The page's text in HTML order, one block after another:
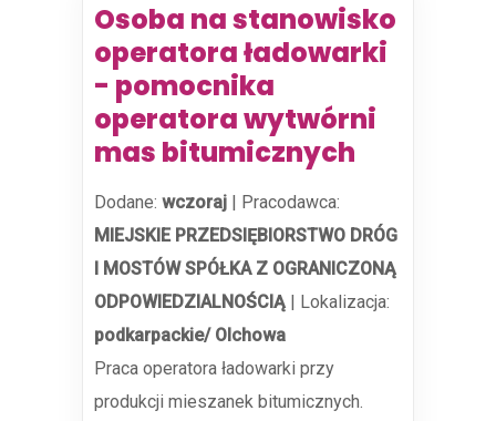
Osoba na stanowisko
operatora ładowarki
- pomocnika
operatora wytwórni
mas bitumicznych
Dodane: wczoraj | Pracodawca:
MIEJSKIE PRZEDSIĘBIORSTWO DRÓG
I MOSTÓW SPÓŁKA Z OGRANICZONĄ
ODPOWIEDZIALNOŚCIĄ | Lokalizacja:
podkarpackie/ Olchowa
Praca operatora ładowarki przy
produkcji mieszanek bitumicznych.